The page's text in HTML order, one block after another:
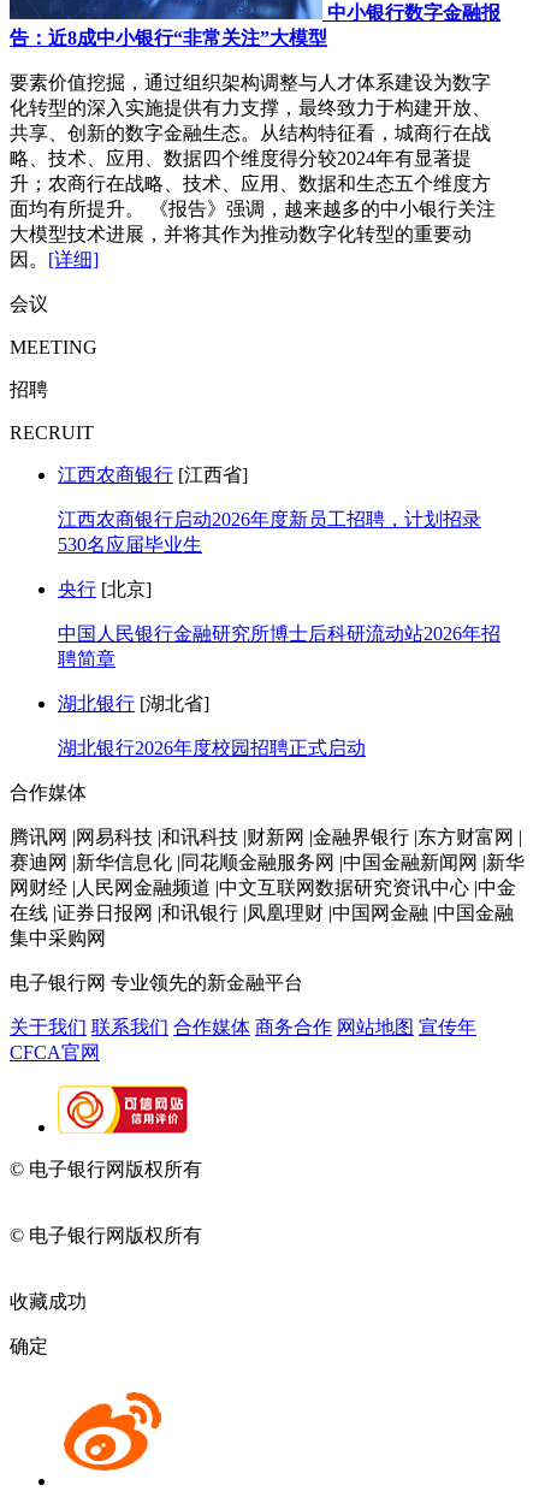
中小银行数字金融报
告：近8成中小银行“非常关注”大模型
要素价值挖掘，通过组织架构调整与人才体系建设为数字
化转型的深入实施提供有力支撑，最终致力于构建开放、
共享、创新的数字金融生态。从结构特征看，城商行在战
略、技术、应用、数据四个维度得分较2024年有显著提
升；农商行在战略、技术、应用、数据和生态五个维度方
面均有所提升。 《报告》强调，越来越多的中小银行关注
大模型技术进展，并将其作为推动数字化转型的重要动
因。 [详细]
会议
MEETING
招聘
RECRUIT
江西农商银行 [江西省]
江西农商银行启动2026年度新员工招聘，计划招录
530名应届毕业生
央行 [北京]
中国人民银行金融研究所博士后科研流动站2026年招
聘简章
湖北银行 [湖北省]
湖北银行2026年度校园招聘正式启动
合作媒体
腾讯网 |网易科技 |和讯科技 |财新网 |金融界银行 |东方财富网 |
赛迪网 |新华信息化 |同花顺金融服务网 |中国金融新闻网 |新华
网财经 |人民网金融频道 |中文互联网数据研究资讯中心 |中金
在线 |证券日报网 |和讯银行 |凤凰理财 |中国网金融 |中国金融
集中采购网
电子银行网 专业领先的新金融平台
关于我们 联系我们 合作媒体 商务合作 网站地图 宣传年
CFCA官网
© 电子银行网版权所有
© 电子银行网版权所有
收藏成功
确定